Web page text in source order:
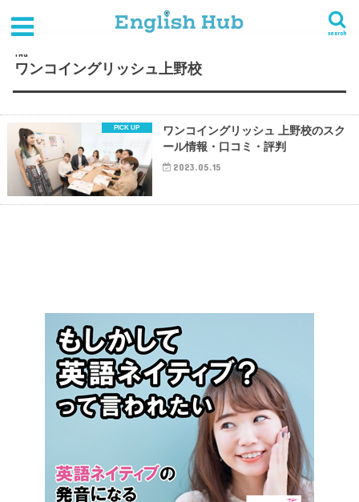
search
タグ : ワンコイングリッシュ上野校
TAG
ワンコイングリッシュ上野校
ワンコイングリッシュ 上野校のスク
ール情報・口コミ・評判
2023.05.15